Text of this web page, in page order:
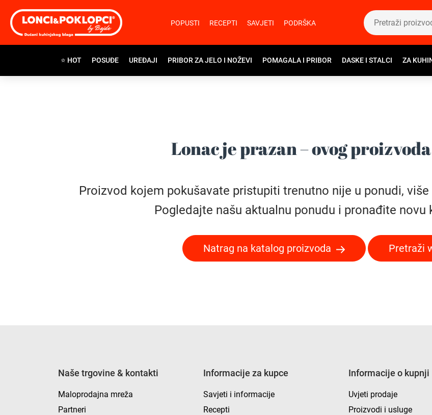
POPUSTI RECEPTI SAVJETI PODRŠKA
⭐ HOT POSUĐE UREĐAJI PRIBOR ZA JELO I NOŽEVI POMAGALA I PRIBOR DASKE I STALCI ZA
Lonac je prazan – ovog
Proizvod kojem pokušavate pristupiti trenutno nije u ponudi,
Pogledajte našu aktualnu ponudu i pronađite novu
Natrag na katalog proizvoda Pretraži
Naše trgovine & kontakti
Maloprodajna mreža
Partneri
Informacije za kupce
Savjeti i informacije
Recepti
Informacije o kupnji
Uvjeti prodaje
Proizvodi i usluge